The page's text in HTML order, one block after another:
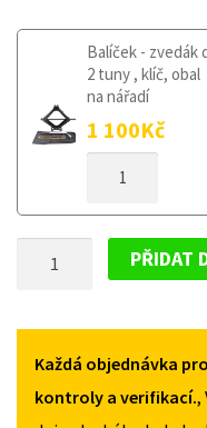
Balíček - zvedák
2 tuny , klíč, obal
na nářadí
1 100Kč
KOLO
2016
PHAETON
2002-
2016
PŘIDAT
Každá objednávka
kontroly a verifikací.,